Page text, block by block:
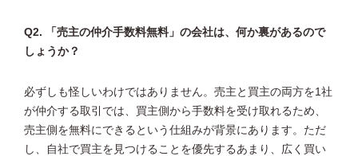
Q2. 「売主の仲介手数料無料」の会社は、何か裏があるので
しょうか？
必ずしも怪しいわけではありません。売主と買主の両方を1社
が仲介する取引では、買主側から手数料を受け取れるため、
売主側を無料にできるという仕組みが背景にあります。ただ
し、自社で買主を見つけることを優先するあまり、広く買い